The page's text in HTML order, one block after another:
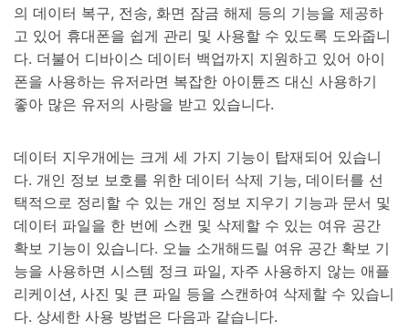
의 데이터 복구, 전송, 화면 잠금 해제 등의 기능을 제공하
고 있어 휴대폰을 쉽게 관리 및 사용할 수 있도록 도와줍니
다. 더불어 디바이스 데이터 백업까지 지원하고 있어 아이
폰을 사용하는 유저라면 복잡한 아이튠즈 대신 사용하기
좋아 많은 유저의 사랑을 받고 있습니다.
데이터 지우개에는 크게 세 가지 기능이 탑재되어 있습니
다. 개인 정보 보호를 위한 데이터 삭제 기능, 데이터를 선
택적으로 정리할 수 있는 개인 정보 지우기 기능과 문서 및
데이터 파일을 한 번에 스캔 및 삭제할 수 있는 여유 공간
확보 기능이 있습니다. 오늘 소개해드릴 여유 공간 확보 기
능을 사용하면 시스템 정크 파일, 자주 사용하지 않는 애플
리케이션, 사진 및 큰 파일 등을 스캔하여 삭제할 수 있습니
다. 상세한 사용 방법은 다음과 같습니다.